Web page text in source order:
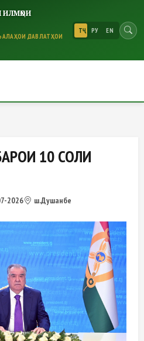
ДАВЛАТҲОИ
ТҶ РУ EN
10 СОЛИ
10 СОЛИ
2026 ш.Душанбе